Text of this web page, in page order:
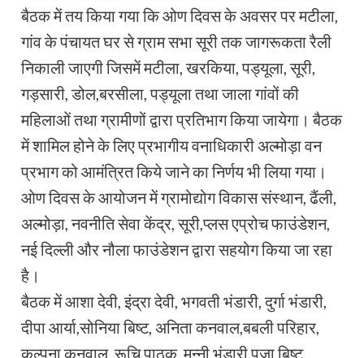
बैठक में तय किया गया कि ओण दिवस के अवसर पर मटीला,
गांव के पंचायत घर से ग्राम सभा सूरी तक जागरूकता रैली
निकाली जाएगी जिसमें मटीला, खरकिया, पड्यूला, सूरी,
गड़सारी, डोल,बरसीला, पड्यूला तथा जाला गांवों की
महिलाओं तथा ग्रामीणों द्वारा प्रतिभाग किया जायेगा। बैठक
में शामिल होने के लिए प्रभागीय वनाधिकारी अल्मोड़ा वन
प्रभाग को आमंत्रित किये जाने का निर्णय भी लिया गया।
ओण दिवस के आयोजन में ग्रामोद्योग विकास संस्थान, ढैंली,
अल्मोड़ा, नवनीति सेवा केंद्र, सूरी,प्लस एप्रोच फाउंडेशन,
नई दिल्ली और नौला फाउंडेशन द्वारा सहयोग किया जा रहा
है।
बैठक में आशा देवी, इंद्रा देवी, भगवती भंडारी, दुर्गा भंडारी,
दीपा आर्या,सोनिया बिष्ट, अनिता कनवाल,बबली परिहार,
कल्पना कनवाल, रूचि पाठक, मुन्नी भंडारी,पूजा बिष्ट,